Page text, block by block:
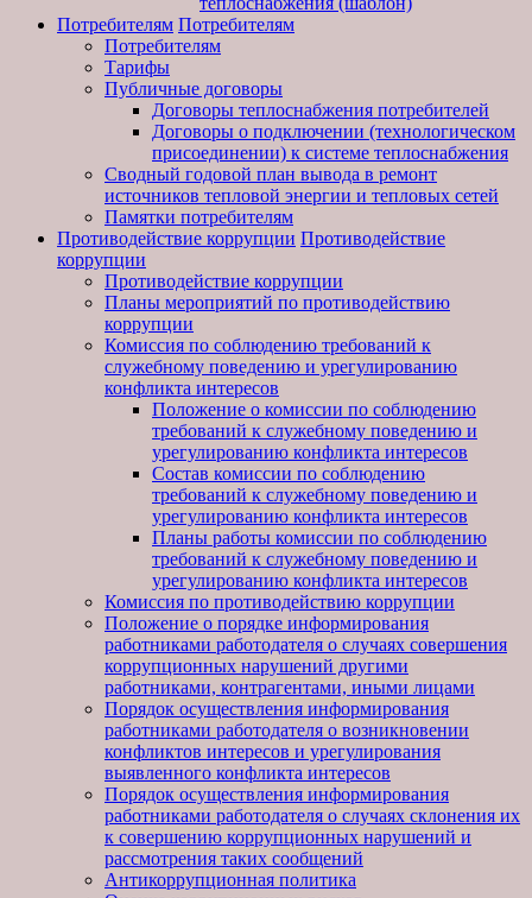
Потребителям Потребителям
Потребителям
Тарифы
Публичные договоры
Договоры теплоснабжения потребителей
Договоры о подключении (технологическом
присоединении) к системе теплоснабжения
Сводный годовой план вывода в ремонт
источников тепловой энергии и тепловых сетей
Памятки потребителям
Противодействие коррупции Противодействие
коррупции
Противодействие коррупции
Планы мероприятий по противодействию
коррупции
Комиссия по соблюдению требований к
служебному поведению и урегулированию
конфликта интересов
Положение о комиссии по соблюдению
требований к служебному поведению и
урегулированию конфликта интересов
Состав комиссии по соблюдению
требований к служебному поведению и
урегулированию конфликта интересов
Планы работы комиссии по соблюдению
требований к служебному поведению и
урегулированию конфликта интересов
Комиссия по противодействию коррупции
Положение о порядке информирования
работниками работодателя о случаях совершения
коррупционных нарушений другими
работниками, контрагентами, иными лицами
Порядок осуществления информирования
работниками работодателя о возникновении
конфликтов интересов и урегулирования
выявленного конфликта интересов
Порядок осуществления информирования
работниками работодателя о случаях склонения их
к совершению коррупционных нарушений и
рассмотрения таких сообщений
Антикоррупционная политика